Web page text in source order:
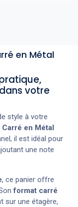
en Métal
votre
style à votre
en Métal
il est idéal pour
une note
, ce panier offre
format carré
sur une étagère,